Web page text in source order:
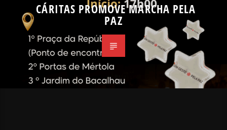
CÁRITAS PROMOVE MARCHA PELA
PAZ